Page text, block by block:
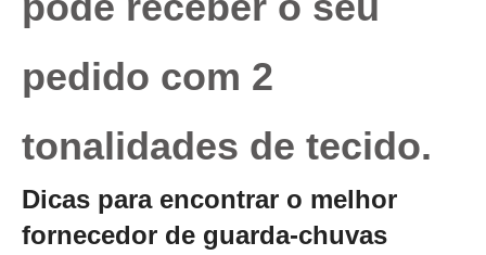
pedido com 2
tonalidades de tecido.
Dicas para encontrar o melhor
fornecedor de guarda-chuvas